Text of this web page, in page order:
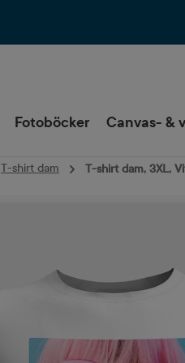
Fotoböcker Canvas- &
T-shirt dam T-shirt dam, 3XL,